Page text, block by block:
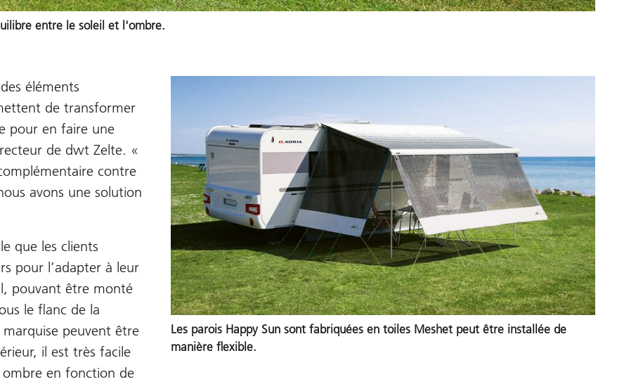
entre le soleil et l'ombre.
Les parois Happy Sun sont fabriquées en toiles Meshet peut être installée de
manière flexible.
éléments
de transformer
pour en faire une
de dwt Zelte. «
contre
avons une solution
que les clients
pour l’adapter à leur
pouvant être monté
le flanc de la
peuvent être
il est très facile
en fonction de